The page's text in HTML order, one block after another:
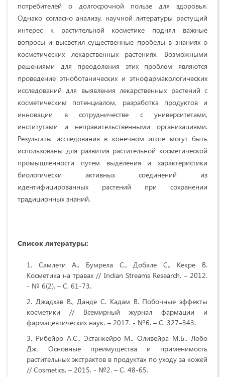
потребителей о долгосрочной пользе для здоровья.
Однако согласно анализу, научной литературы растущий
интерес к растительной косметике поднял важные
вопросы и высветил существенные пробелы в знаниях о
косметических лекарственных растениях. Возможными
решениями для преодоления этих проблем являются
проведение этноботанических и этнофармакологических
исследований для выявления лекарственных растений с
косметическим потенциалом, разработка продуктов и
инновации в сотрудничестве с университетами,
институтами и неправительственными организациями.
Результаты исследования в конечном итоге могут быть
использованы для развития растительной косметической
промышленности путем выделения и характеристики
биологически активных соединений из
идентифицированных растений при сохранении
традиционных знаний.
Список литературы:
Самлети А., Бумрела С., Добале С., Кекре В.
Косметика на травах // Indian Streams Research. – 2012.
- № 6(2). – С. 61-73.
Джадхав В., Данде С. Кадам В. Побочные эффекты
косметики // Всемирный журнал фармации и
фармацевтических наук. – 2017. - №6. – С. 327–343.
Рибейро А.С., Эстанкейро М., Оливейра М.Б., Лобо
Дж. Основные преимущества и применимость
растительных экстрактов в продуктах по уходу за кожей
// Cosmetics. – 2015. - №2. – С. 48-65.